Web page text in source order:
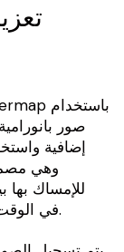
إضافية
للإمساك بها
بانورامية وبياناتLiDAR 3D في الوقت نفسه بسهولة.